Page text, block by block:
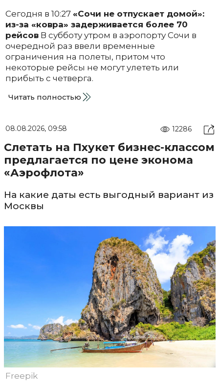
Сегодня в 10:27 «Сочи не отпускает домой»:
из-за «ковра» задерживается более 70
рейсовВ субботу утром в аэропорту Сочи в
очередной раз ввели временные
ограничения на полеты, притом что
некоторые рейсы не могут улететь или
прибыть с четверга.
Читать полностью
08.08.2026, 09:58 12286
Слетать на Пхукет бизнес-классом
предлагается по цене эконома
«Аэрофлота»
На какие даты есть выгодный вариант из
Москвы
Freepik